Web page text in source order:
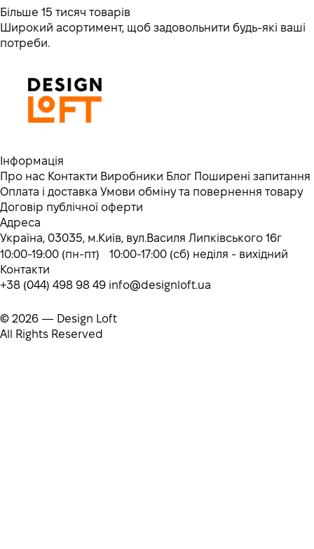
Більше 15 тисяч товарів
Широкий асортимент, щоб задовольнити будь-які ваші
потреби.
Інформація
Про нас Контакти Виробники Блог Поширені запитання
Оплата і доставка Умови обміну та повернення товару
Договір публічної оферти
Адреса
Україна, 03035, м.Київ, вул.Василя Липківського 16г
10:00-19:00 (пн-пт) 10:00-17:00 (сб) неділя - вихідний
Контакти
+38 (044) 498 98 49 info@designloft.ua
© 2026 — Design Loft
All Rights Reserved